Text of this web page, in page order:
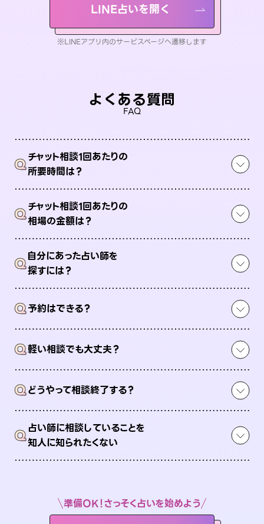
LINE占いを開く
※LINEアプリ内のサービスページへ遷移します
よくある質問
FAQ
Qチャット相談1回あたりの
所要時間は？
Qチャット相談1回あたりの
相場の金額は？
Q自分にあった占い師を
探すには？
Q予約はできる？
Q軽い相談でも大丈夫？
Qどうやって相談終了する？
Q占い師に相談していることを
知人に知られたくない
準備OK！さっそく占いを始めよう